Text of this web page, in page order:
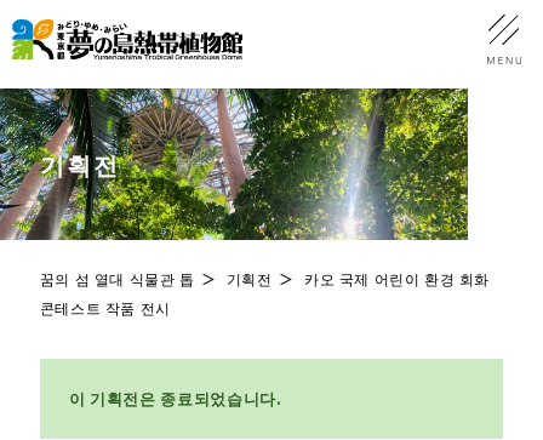
기획전
꿈의 섬 열대 식물관 톱 기획전
카오 국제 어린이 환경 회화
콘테스트 작품 전시
이 기획전은 종료되었습니다.